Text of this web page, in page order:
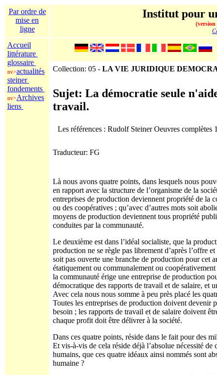
Par ordre de
mise en
ligne
Institut pour
(version
Accueil
littérature
glossaire
nv>actualités
steiner
fondements
nv>Archives
liens
Collection: 05 - LA VIE JURIDIQUE
Sujet: La démocratie seule
travail.
Les références : Rudolf Steiner Oeuvres
Traducteur: FG
Là nous avons quatre points, dans lesquels nous
en rapport avec la structure de l’organisme de la
entreprises de production deviennent propriété de la
ou des coopératives ; qu’avec d’autres mots soit
moyens de production deviennent tous propriété
conduites par la communauté.
Le deuxième est dans l’idéal socialiste, que la
production ne se règle pas librement d’après l’offre
soit pas ouverte une branche de production pour cet
étatiquement ou communalement ou
la communauté érige une entreprise de production
démocratique des rapports de travail et de salaire, et
Avec cela nous nous somme à peu près placé les
Toutes les entreprises de production doivent devenir
besoin ; les rapports de travail et de salaire doivent
chaque profit doit être délivrer à la société.
Dans ces quatre points, réside dans le fait pour des
Et vis-à-vis de cela réside déjà l’absolue nécessité
humains, que ces quatre idéaux ainsi nommés sont
humaine ?